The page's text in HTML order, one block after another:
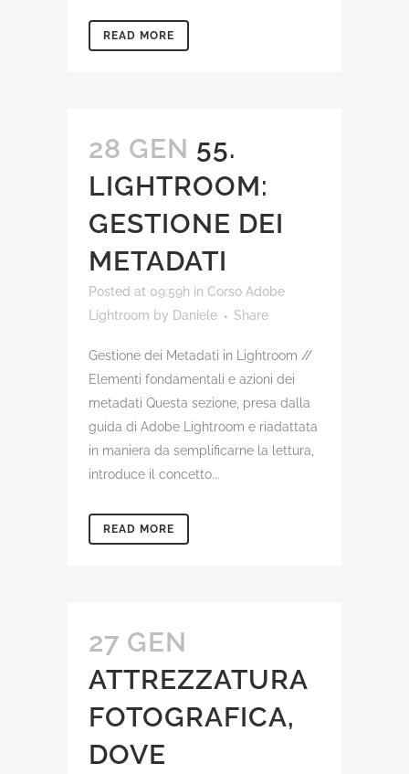
READ MORE
28 GEN 55.
LIGHTROOM:
GESTIONE DEI
METADATI
Posted at 09:59h in Corso Adobe
Lightroom by Daniele Share
Gestione dei Metadati in Lightroom //
Elementi fondamentali e azioni dei
metadati Questa sezione, presa dalla
guida di Adobe Lightroom e riadattata
in maniera da semplificarne la lettura,
introduce il concetto...
READ MORE
27 GEN
ATTREZZATURA
FOTOGRAFICA,
DOVE